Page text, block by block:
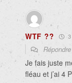
WTF ??
Je fais juste
fléau et j’ai 4